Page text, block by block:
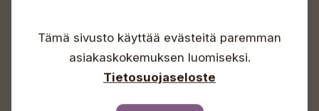
Sunnuntaisin Itsepalvelu
Info & vaihde
Tämä sivusto käyttää evästeitä paremman
asiakaskokemuksen luomiseksi.
Tietosuojaseloste